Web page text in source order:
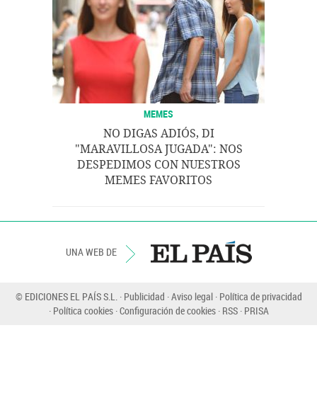
MEMES
NO DIGAS ADIÓS, DI
"MARAVILLOSA JUGADA": NOS
DESPEDIMOS CON NUESTROS
MEMES FAVORITOS
UNA WEB DE
© EDICIONES EL PAÍS S.L. Publicidad Aviso legal Política de privacidad
Política cookies Configuración de cookies RSS PRISA